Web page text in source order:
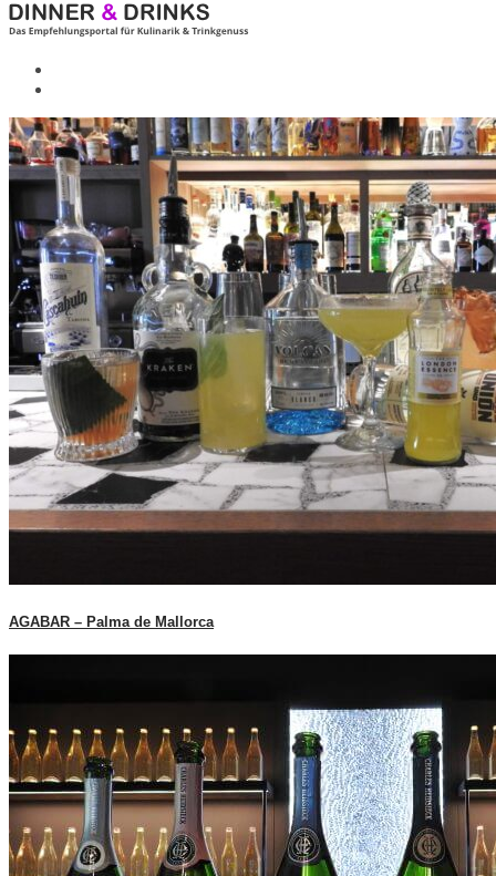
AGABAR – Palma de Mallorca